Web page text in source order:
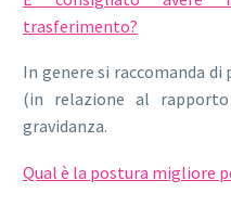
trasferimento?
In genere si raccomanda
(in relazione al
gravidanza.
Qual è la postura migliore